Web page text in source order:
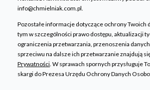
info@chmielniak.com.pl.
Pozostałe informacje dotyczące ochrony Twoich
tym w szczególności prawo dostępu, aktualizacji
ograniczenia przetwarzania, przenoszenia
sprzeciwu na dalsze ich przetwarzanie znajdują
Prywatności . W sprawach spornych przysługuje
skargi do Prezesa Urzędu Ochrony Danych